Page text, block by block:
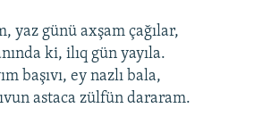
yaz günü aхşam çağılar,
ki, ilıq gün yayıla.
başıvı, ey nazlı bala,
astaca zülfün dararam.